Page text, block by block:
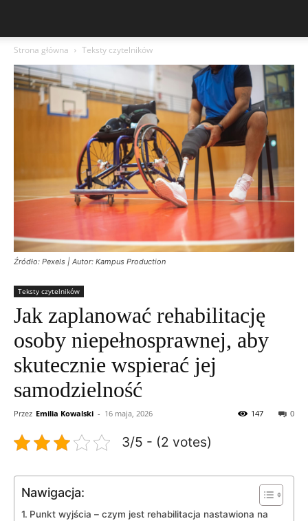
Strona główna Teksty czytelników
Źródło: Pexels | Autor: Kampus Production
Teksty czytelników
Jak zaplanować rehabilitację
osoby niepełnosprawnej, aby
skutecznie wspierać jej
samodzielność
Przez Emilia Kowalski - 16 maja, 2026 0
147
3/5 - (2 votes)
Nawigacja:
Punkt wyjścia – czym jest rehabilitacja nastawiona na